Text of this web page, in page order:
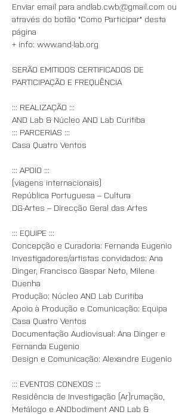
Enviar email para andlab.cwb@gmail.com ou
através do botão "Como Participar" desta
página
+ info: www.and-lab.org
SERÃO EMITIDOS CERTIFICADOS DE
PARTICIPAÇÃO E FREQUÊNCIA
::: REALIZAÇÃO :::
AND Lab & Núcleo AND Lab Curitiba
::: PARCERIAS :::
Casa Quatro Ventos
::: APOIO :::
(viagens internacionais)
República Portuguesa – Cultura
DG-Artes – Direcção Geral das Artes
::: EQUIPE :::
Concepção e Curadoria: Fernanda Eugenio
Investigadores/artistas convidados: Ana
Dinger, Francisco Gaspar Neto, Milene
Duenha
Produção: Núcleo AND Lab Curitiba
Apoio à Produção e Comunicação: Equipa
Casa Quatro Ventos
Documentação Audiovisual: Ana Dinger e
Fernanda Eugenio
Design e Comunicação: Alexandre Eugenio
::: EVENTOS CONEXOS :::
Residência de Investigação (Ar)rumação,
Metálogo e ANDbodiment AND Lab &